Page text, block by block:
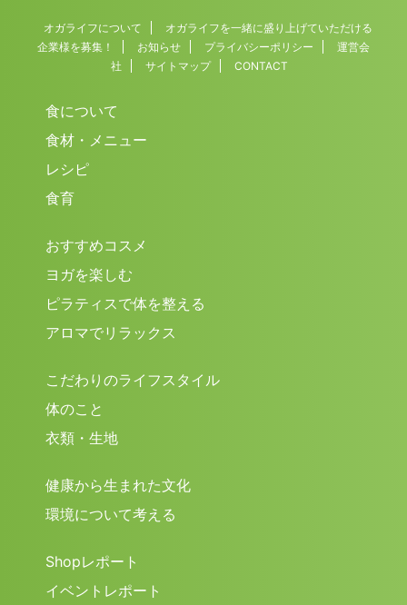
オガライフについて
オガライフを一緒に盛り上げていただける
企業様を募集！
お知らせ プライバシーポリシー
運営会
社
サイトマップ CONTACT
食について
食材・メニュー
レシピ
食育
おすすめコスメ
ヨガを楽しむ
ピラティスで体を整える
アロマでリラックス
こだわりのライフスタイル
体のこと
衣類・生地
健康から生まれた文化
環境について考える
Shopレポート
イベントレポート